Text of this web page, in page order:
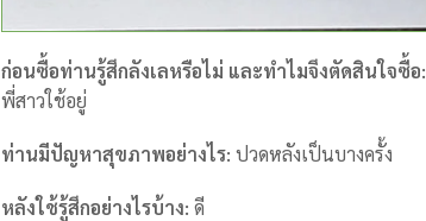
ก่อนซื้อท่านรู้สึกลังเลหรือไม่ และทำไมจึงตัดสินใจซื้อ:
พี่สาวใช้อยู่
ท่านมีปัญหาสุขภาพอย่างไร: ปวดหลังเป็นบางครั้ง
หลังใช้รู้สึกอย่างไรบ้าง: ดี